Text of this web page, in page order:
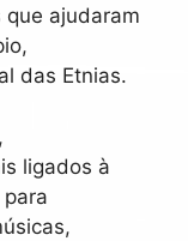
ajudaram
das Etnias.
ligados à